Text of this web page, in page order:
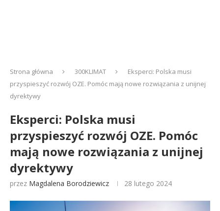
Strona główna 300KLIMAT
Eksperci: Polska musi
przyspieszyć rozwój OZE. Pomóc mają nowe rozwiązania z unijnej
dyrektywy
Eksperci: Polska musi
przyspieszyć rozwój OZE. Pomóc
mają nowe rozwiązania z unijnej
dyrektywy
przez Magdalena Borodziewicz 28 lutego 2024